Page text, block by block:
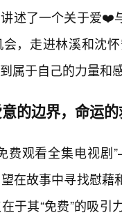
述了一个关于爱❤️
，走进林溪和沈
属于自己的力量和
的边界，命运
费观看全集电视
在故事中寻找慰
于其“免费”的吸